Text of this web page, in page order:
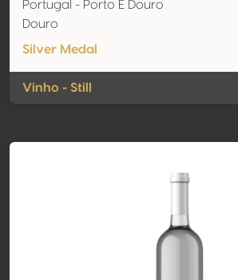
Portugal - Porto E Douro
Douro
Silver Medal
Vinho - Still